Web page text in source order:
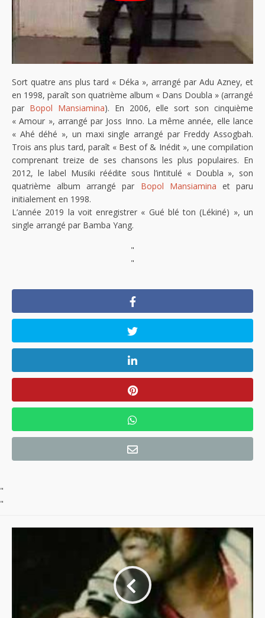
Sort quatre ans plus tard « Déka », arrangé par Adu Azney, et
en 1998, paraît son quatrième album « Dans Doubla » (arrangé
par Bopol Mansiamina). En 2006, elle sort son cinquième
« Amour », arrangé par Joss Inno. La même année, elle lance
« Ahé déhé », un maxi single arrangé par Freddy Assogbah.
Trois ans plus tard, paraît « Best of & Inédit », une compilation
comprenant treize de ses chansons les plus populaires. En
2012, le label Musiki réédite sous l’intitulé « Doubla », son
quatrième album arrangé par Bopol Mansiamina et paru
initialement en 1998.
L’année 2019 la voit enregistrer « Gué blé ton (Lékiné) », un
single arrangé par Bamba Yang.
"
"
"
"